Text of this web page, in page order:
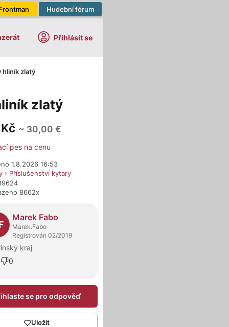
Hudební fórum
Přihlásit se
hliník zlatý
zlatý
~ 30,00 €
pes na cenu
1.8.2026 16:53
› Příslušenství kytary
8662x
Marek Fabo
Marek.Fabo
Registrován 02/2019
kraj
0
se pro odpověď
Uložit